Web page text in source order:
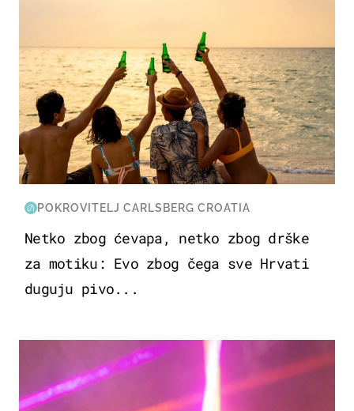
POKROVITELJ CARLSBERG CROATIA
Netko zbog ćevapa, netko zbog drške
za motiku: Evo zbog čega sve Hrvati
duguju pivo...
KULTURA & ZABAVA